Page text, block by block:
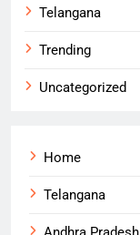
Telangana
Trending
Uncategorized
Home
Telangana